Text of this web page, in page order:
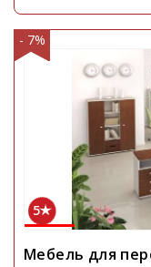
- 7%
5
Мебель для